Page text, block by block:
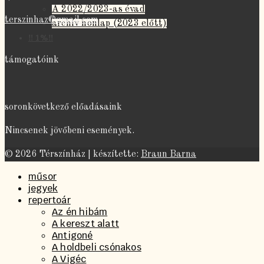
A 2022/2023-as évad
archív honlap (2023 előtt)
terszinhaz@gmail.com
támogatóink
soronkövetkező előadásaink
Nincsenek jövőbeni események.
© 2026 Térszínház | készítette: Braun Barna
műsor
jegyek
repertoár
Az én hibám
A kereszt alatt
Antigoné
A holdbeli csónakos
A Vigéc